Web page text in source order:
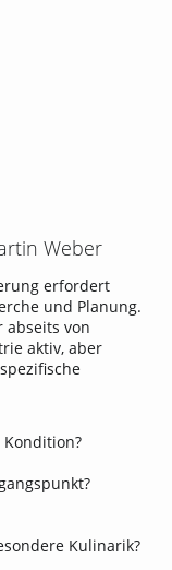
Weber
erfordert
und Planung.
abseits von
aktiv, aber
Kulinarik?